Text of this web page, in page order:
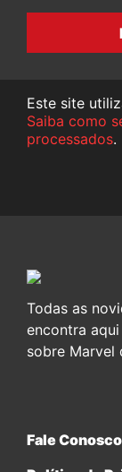
Este site
Saiba como
processados.
Todas as
encontra
sobre Marvel
Fale Conosco